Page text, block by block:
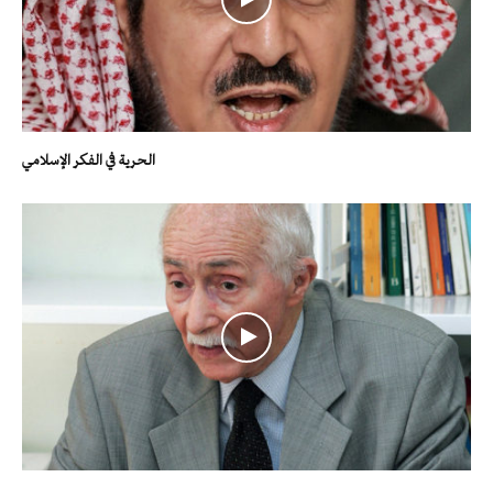
الحرية في الفكر الإسلامي